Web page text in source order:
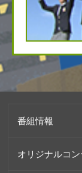
番組情報
オリジナルコ